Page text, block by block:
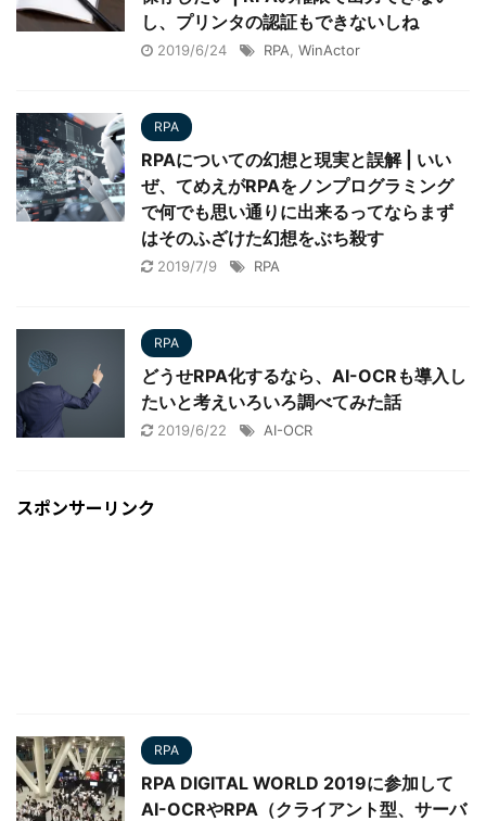
し、プリンタの認証もできないしね
2019/6/24 RPA WinActor
RPA
RPAについての幻想と現実と誤解 | いい
ぜ、てめえがRPAをノンプログラミング
で何でも思い通りに出来るってならまず
はそのふざけた幻想をぶち殺す
2019/7/9 RPA
RPA
どうせRPA化するなら、AI-OCRも導入し
たいと考えいろいろ調べてみた話
2019/6/22 AI-OCR
スポンサーリンク
RPA
RPA DIGITAL WORLD 2019に参加して
AI-OCRやRPA（クライアント型、サーバ